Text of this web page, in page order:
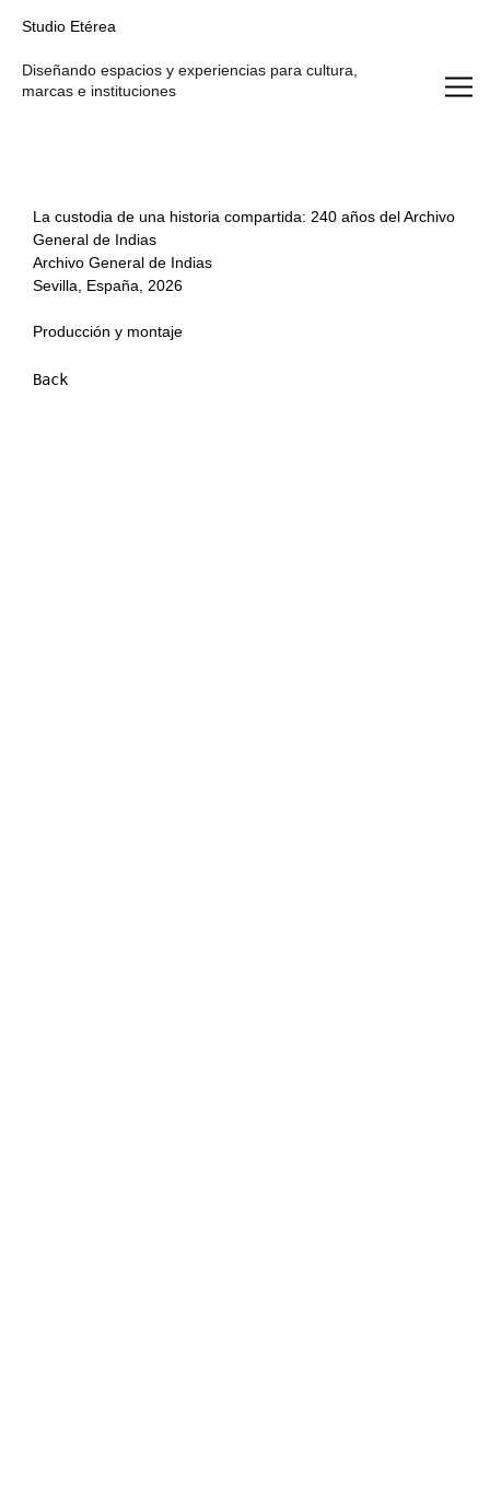
Studio Etérea
Diseñando espacios y experiencias para cultura,
marcas e instituciones
La custodia de una historia compartida: 240 años del Archivo
General de Indias
Archivo General de Indias
Sevilla, España, 2026
Producción y montaje
Back